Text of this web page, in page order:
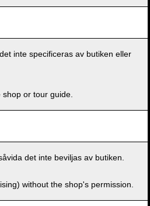
inte specificeras av butiken eller
or tour guide.
det inte beviljas av butiken.
without the shop's permission.